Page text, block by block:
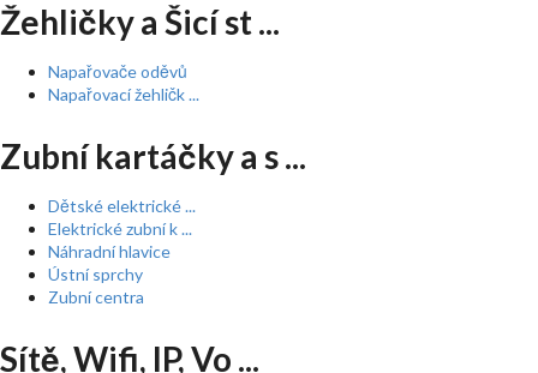
Žehličky a Šicí st ...
Napařovače oděvů
Napařovací žehličk ...
Zubní kartáčky a s ...
Dětské elektrické ...
Elektrické zubní k ...
Náhradní hlavice
Ústní sprchy
Zubní centra
Sítě, Wifi, IP, Vo ...